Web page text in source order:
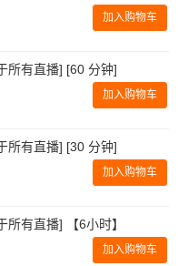
加入购物车
所有直播] [60 分钟]
加入购物车
所有直播] [30 分钟]
加入购物车
有直播] 【6小时】
加入购物车